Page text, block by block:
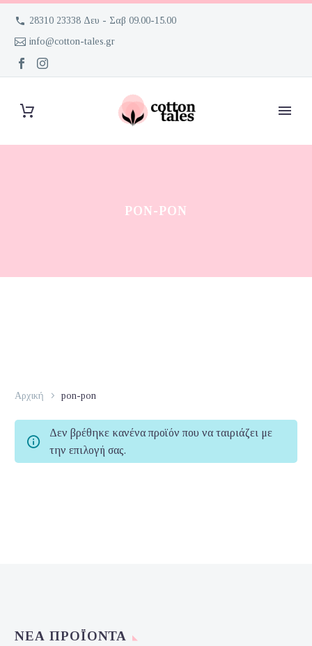
28310 23338 Δευ - Σαβ 09.00-15.00
info@cotton-tales.gr
PON-PON
Αρχική pon-pon
Δεν βρέθηκε κανένα προϊόν που να ταιριάζει με
την επιλογή σας.
ΝΈΑ ΠΡΟΪΌΝΤΑ